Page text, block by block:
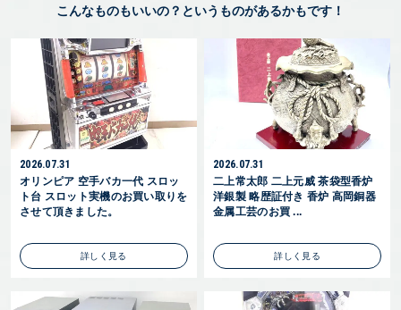
こんなものもいいの？というものがあるかもです！
2026.07.31
オリンピア 空手バカ一代 スロッ
ト台 スロット実機のお買い取りを
させて頂きました。
詳しく見る
2026.07.31
二上常太郎 二上元威 茶袋型香炉
洋銀製 略歴証付き 香炉 高岡銅器
金属工芸のお買 ...
詳しく見る